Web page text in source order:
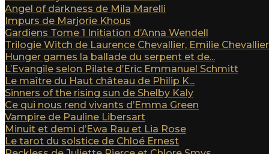
Angel of darkness de Mila Marelli
Impurs de Marjorie Khous
Gardiens Tome 1 Initiation d’Anna Wendell
Trilogie Witch de Laurence Chevallier, Emilie Chevallier
Hunger games la ballade du serpent et de...
L’Evangile selon Pilate d’Eric Emmanuel Schmitt
Le maître du Haut château de Philip K...
Sinners of the rising sun de Shelby Kaly
Ce qui nous rend vivants d’Emma Green
Vampire de Pauline Libersart
Minuit et demi d’Ewa Rau et Lia Rose
Le tarot du solstice de Chloé Ernest